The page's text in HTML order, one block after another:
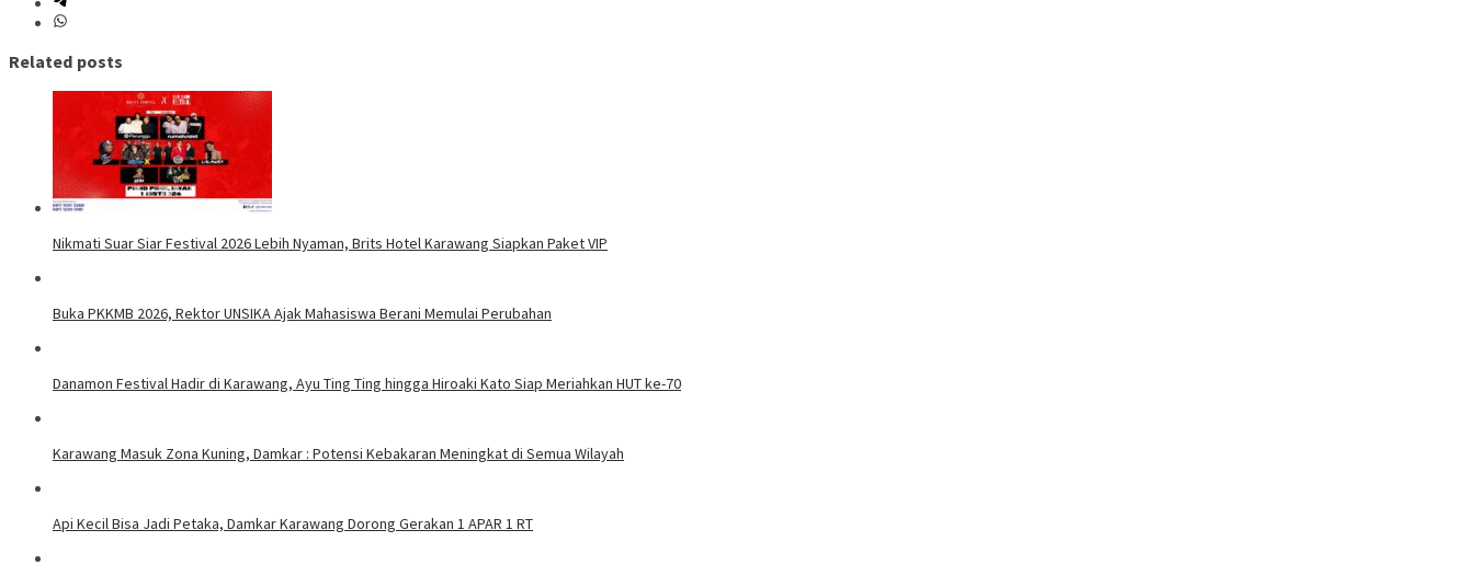
Related posts
Nikmati Suar Siar Festival 2026 Lebih Nyaman, Brits Hotel Karawang Siapkan Paket VIP
Buka PKKMB 2026, Rektor UNSIKA Ajak Mahasiswa Berani Memulai Perubahan
Danamon Festival Hadir di Karawang, Ayu Ting Ting hingga Hiroaki Kato Siap Meriahkan HUT ke-70
Karawang Masuk Zona Kuning, Damkar : Potensi Kebakaran Meningkat di Semua Wilayah
Api Kecil Bisa Jadi Petaka, Damkar Karawang Dorong Gerakan 1 APAR 1 RT